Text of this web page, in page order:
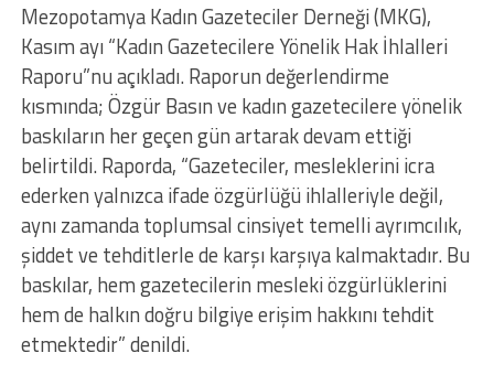
Mezopotamya Kadın Gazeteciler Derneği (MKG),
Kasım ayı “Kadın Gazetecilere Yönelik Hak İhlalleri
Raporu”nu açıkladı. Raporun değerlendirme
kısmında; Özgür Basın ve kadın gazetecilere yönelik
baskıların her geçen gün artarak devam ettiği
belirtildi. Raporda, “Gazeteciler, mesleklerini icra
ederken yalnızca ifade özgürlüğü ihlalleriyle değil,
aynı zamanda toplumsal cinsiyet temelli ayrımcılık,
şiddet ve tehditlerle de karşı karşıya kalmaktadır. Bu
baskılar, hem gazetecilerin mesleki özgürlüklerini
hem de halkın doğru bilgiye erişim hakkını tehdit
etmektedir” denildi.